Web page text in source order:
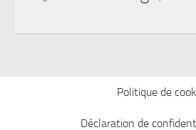
Politique de
Déclaration de